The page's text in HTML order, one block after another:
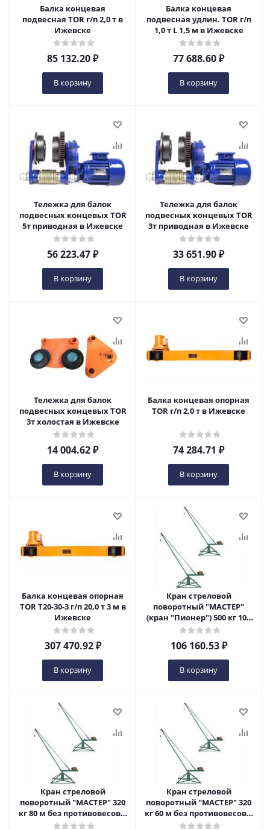
Балка концевая
подвесная TOR г/п 2,0 т в
Ижевске
85 132.20₽
В корзину
Балка концевая
подвесная удлин. TOR г/п
1,0 т L 1,5 м в Ижевске
77 688.60₽
В корзину
Тележка для балок
подвесных концевых TOR
5т приводная в Ижевске
56 223.47₽
В корзину
Тележка для балок
подвесных концевых TOR
3т приводная в Ижевске
33 651.90₽
В корзину
Тележка для балок
подвесных концевых TOR
3т холостая в Ижевске
14 004.62₽
В корзину
Балка концевая опорная
TOR г/п 2,0 т в Ижевске
74 284.71 ₽
В корзину
Балка концевая опорная
TOR T20-30-3 г/п 20,0 т 3 м в
Ижевске
307 470.92₽
В корзину
Кран стреловой
поворотный "МАСТЕР"
(кран "Пионер") 500 кг 100
м (без противовеса) в
106 160.53₽
В корзину
Кран стреловой
поворотный "МАСТЕР" 320
кг 80 м без противовесов в
Ижевске
Кран стреловой
поворотный "МАСТЕР" 320
кг 60 м без противовесов в
Ижевске